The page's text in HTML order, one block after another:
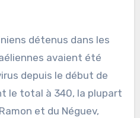
détenus dans les
avaient été
depuis le début de
le total à 340, la plupart
et du Néguev,